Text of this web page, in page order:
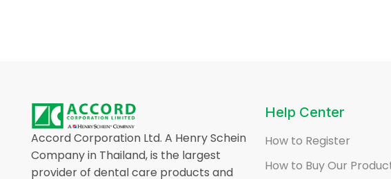
Accord Corporation Ltd. A Henry Schein
Company in Thailand, is the largest
provider of dental care products and
Help Center
How to Register
How to Buy Our